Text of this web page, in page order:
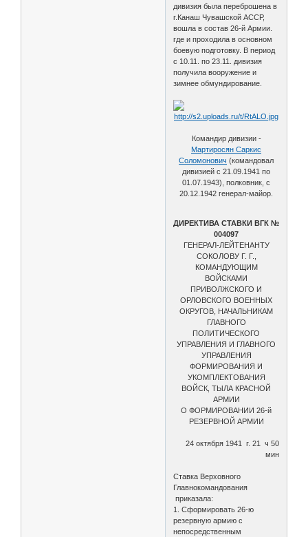
дивизия была переброшена в
г.Канаш Чувашской АССР,
вошла в состав 26-й Армии.
где и проходила в основном
боевую подготовку. В период
с 10.11. по 23.11. дивизия
получила вооружение и
зимнее обмундирование.
Командир дивизии -
Мартиросян Саркис
Соломонович (командовал
дивизией с 21.09.1941 по
01.07.1943), полковник, с
20.12.1942 генерал-майор.
ДИРЕКТИВА СТАВКИ ВГК №
004097
ГЕНЕРАЛ-ЛЕЙТЕНАНТУ
СОКОЛОВУ Г. Г.,
КОМАНДУЮЩИМ
ВОЙСКАМИ
ПРИВОЛЖСКОГО И
ОРЛОВСКОГО ВОЕННЫХ
ОКРУГОВ, НАЧАЛЬНИКАМ
ГЛАВНОГО
ПОЛИТИЧЕСКОГО
УПРАВЛЕНИЯ И ГЛАВНОГО
УПРАВЛЕНИЯ
ФОРМИРОВАНИЯ И
УКОМПЛЕКТОВАНИЯ
ВОЙСК, ТЫЛА КРАСНОЙ
АРМИИ
О ФОРМИРОВАНИИ 26-й
РЕЗЕРВНОЙ АРМИИ
24 октября 1941 г. 21 ч 50
мин
Ставка Верховного
Главнокомандования
приказала:
1. Сформировать 26-ю
резервную армию с
непосредственным